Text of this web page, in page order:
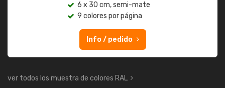
6 x 30 cm, semi-mate
9 colores por página
Info / pedido
ver todos los muestra de colores RAL